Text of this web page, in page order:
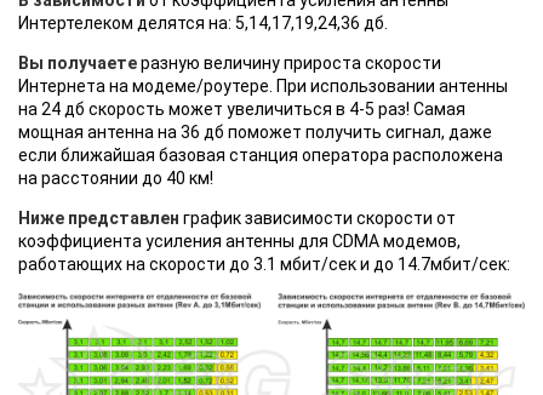
Интертелеком делятся на: 5,14,17,19,24,36 дб.
Вы получаетеразную величину прироста скорости
Интернета на модеме/роутере. При использовании антенны
на 24 дб скорость может увеличиться в 4-5 раз! Самая
мощная антенна на 36 дб поможет получить сигнал, даже
если ближайшая базовая станция оператора расположена
на расстоянии до 40 км!
Ниже представлен график зависимости скорости от
коэффициента усиления антенны для CDMA модемов,
работающих на скорости до 3.1 мбит/сек и до 14.7мбит/сек: